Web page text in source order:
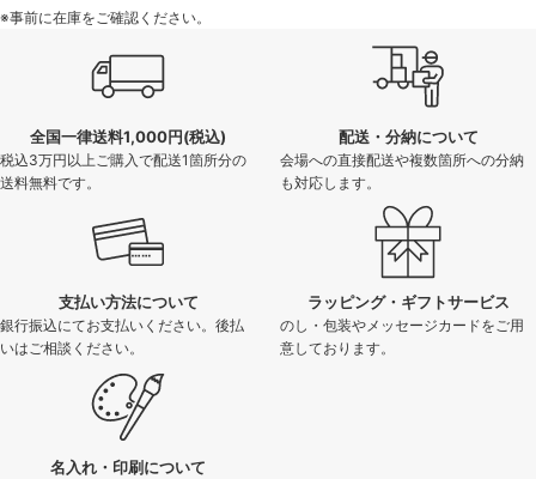
※事前に在庫をご確認ください。
全国一律送料1,000円(税込)
税込3万円以上ご購入で配送1箇所分の
送料無料です。
配送・分納について
会場への直接配送や複数箇所への分納
も対応します。
支払い方法について
銀行振込にてお支払いください。後払
いはご相談ください。
ラッピング・ギフトサービス
のし・包装やメッセージカードをご用
意しております。
名入れ・印刷について